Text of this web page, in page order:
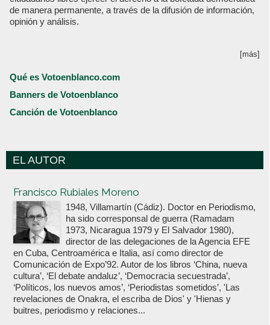
de manera permanente, a través de la difusión de información,
opinión y análisis.
[más]
Qué es Votoenblanco.com
Banners de Votoenblanco
Canción de Votoenblanco
EL AUTOR
Francisco Rubiales Moreno
1948, Villamartín (Cádiz). Doctor en Periodismo,
ha sido corresponsal de guerra (Ramadam
1973, Nicaragua 1979 y El Salvador 1980),
director de las delegaciones de la Agencia EFE
en Cuba, Centroamérica e Italia, así como director de
Comunicación de Expo’92. Autor de los libros ‘China, nueva
cultura’, ‘El debate andaluz’, ‘Democracia secuestrada’,
‘Políticos, los nuevos amos’, ‘Periodistas sometidos’, 'Las
revelaciones de Onakra, el escriba de Dios' y 'Hienas y
buitres, periodismo y relaciones...